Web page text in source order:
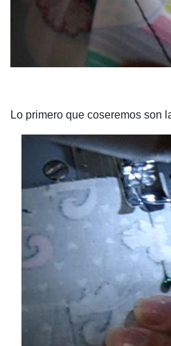
Lo primero que coseremos son